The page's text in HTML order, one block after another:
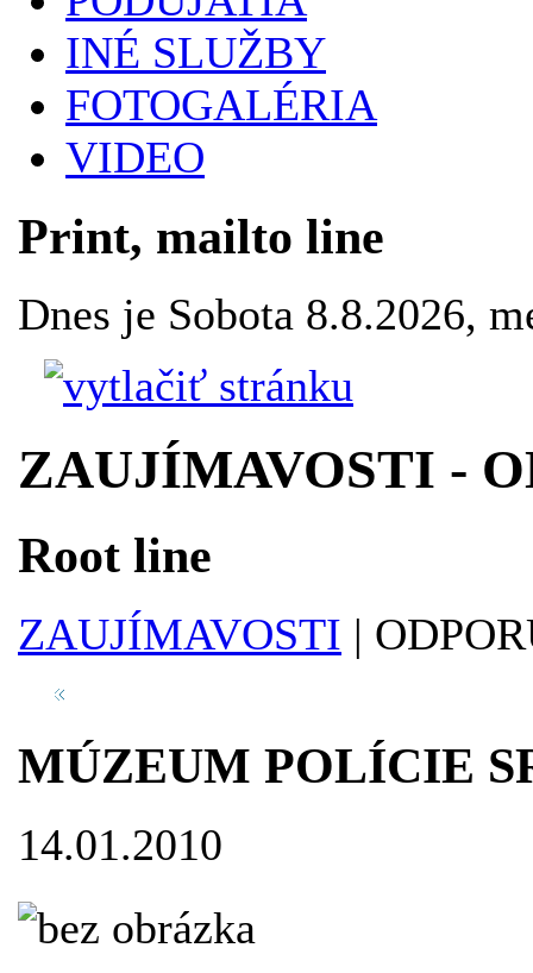
INÉ SLUŽBY
FOTOGALÉRIA
VIDEO
Print, mailto line
Dnes je Sobota 8.8.2026,
ZAUJÍMAVOSTI -
Root line
ZAUJÍMAVOSTI |
MÚZEUM POLÍCIE
14.01.2010